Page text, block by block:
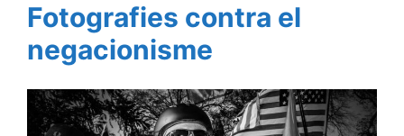
Fotografies contra el
negacionisme